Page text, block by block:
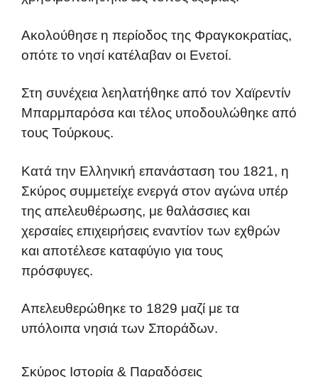
Ακολούθησε η περίοδος της Φραγκοκρατίας,
οπότε το νησί κατέλαβαν οι Ενετοί.
Στη συνέχεια λεηλατήθηκε από τον Χαϊρεντίν
Μπαρμπαρόσα και τέλος υποδουλώθηκε από
τους Τούρκους.
Κατά την Ελληνική επανάσταση του 1821, η
Σκύρος συμμετείχε ενεργά στον αγώνα υπέρ
της απελευθέρωσης, με θαλάσσιες και
χερσαίες επιχειρήσεις εναντίον των εχθρών
και αποτέλεσε καταφύγιο για τους
πρόσφυγες.
Απελευθερώθηκε το 1829 μαζί με τα
υπόλοιπα νησιά των Σποράδων.
Σκύρος Ιστορία & Παραδόσεις